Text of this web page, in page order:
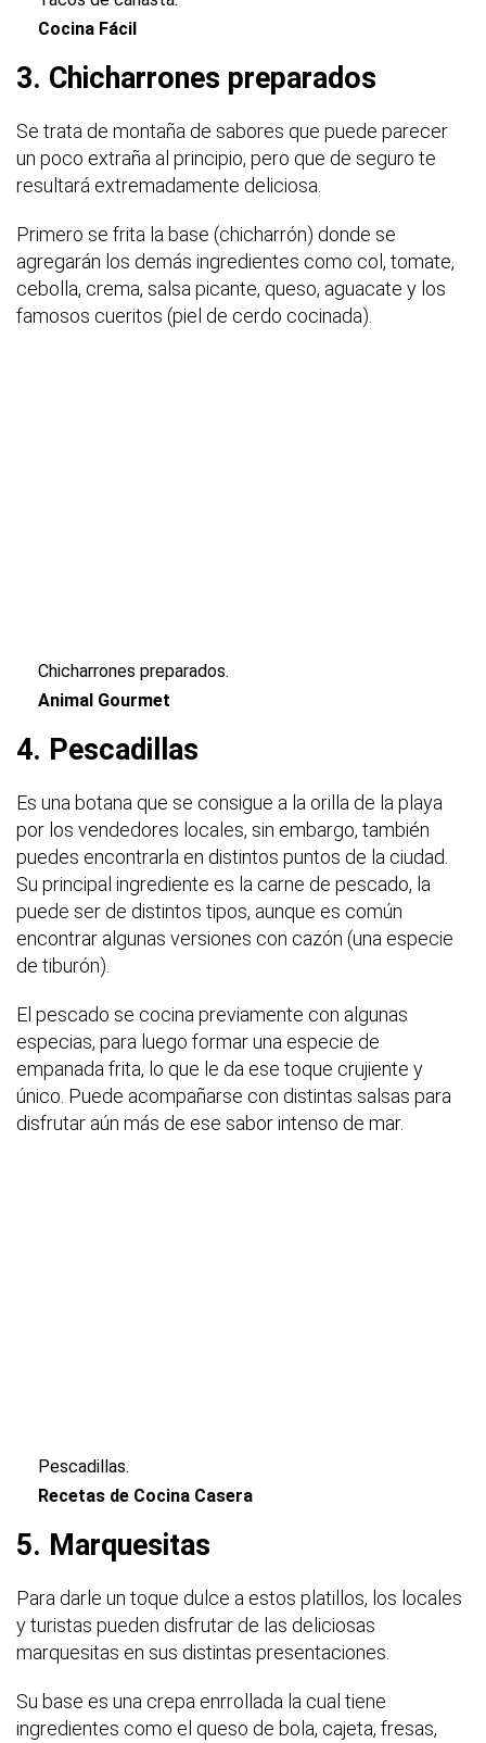
Cocina Fácil
3. Chicharrones preparados
Se trata de montaña de sabores que puede parecer
un poco extraña al principio, pero que de seguro te
resultará extremadamente deliciosa.
Primero se frita la base (chicharrón) donde se
agregarán los demás ingredientes como col, tomate,
cebolla, crema, salsa picante, queso, aguacate y los
famosos cueritos (piel de cerdo cocinada).
Chicharrones preparados.
Animal Gourmet
4. Pescadillas
Es una botana que se consigue a la orilla de la playa
por los vendedores locales, sin embargo, también
puedes encontrarla en distintos puntos de la ciudad.
Su principal ingrediente es la carne de pescado, la
puede ser de distintos tipos, aunque es común
encontrar algunas versiones con cazón (una especie
de tiburón).
El pescado se cocina previamente con algunas
especias, para luego formar una especie de
empanada frita, lo que le da ese toque crujiente y
único. Puede acompañarse con distintas salsas para
disfrutar aún más de ese sabor intenso de mar.
Pescadillas.
Recetas de Cocina Casera
5. Marquesitas
Para darle un toque dulce a estos platillos, los locales
y turistas pueden disfrutar de las deliciosas
marquesitas en sus distintas presentaciones.
Su base es una crepa enrrollada la cual tiene
ingredientes como el queso de bola, cajeta, fresas,